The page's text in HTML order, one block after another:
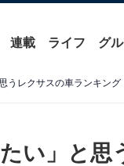
連載 ライフ グ
うレクサスの車ランキング
い」と思